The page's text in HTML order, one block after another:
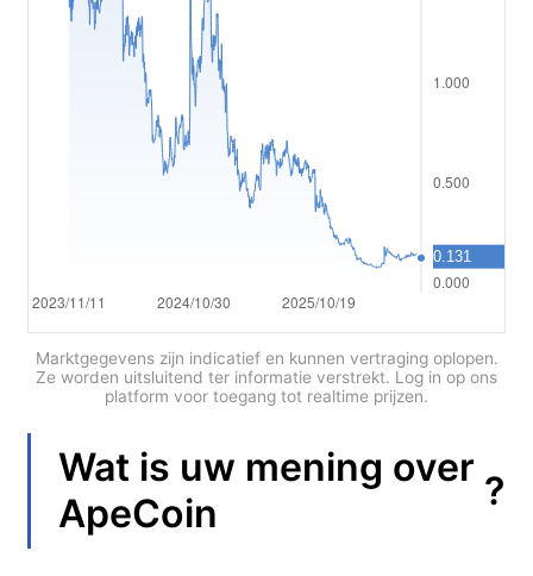
Tiếng việt
Bahasa Indonesia
Bahasa Melayu
Marktgegevens zijn indicatief en kunnen vertraging oplopen.
Ze worden uitsluitend ter informatie verstrekt. Log in op ons
platform voor toegang tot realtime prijzen.
Wat is uw mening over
ApeCoin
?